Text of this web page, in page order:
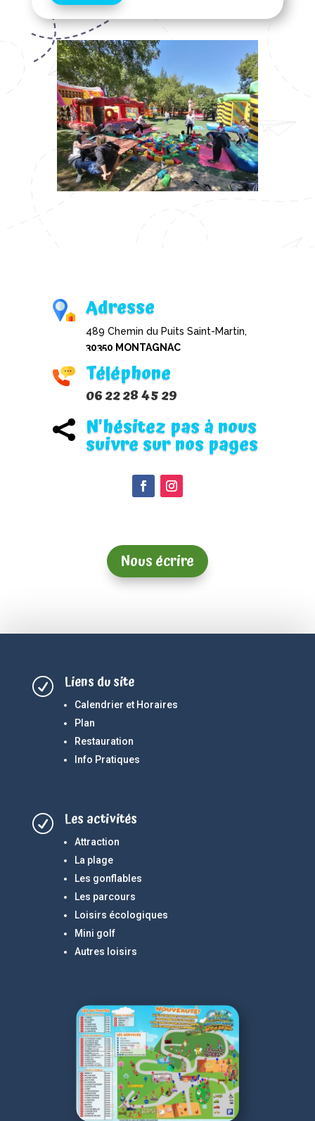
Adresse
489 Chemin du Puits Saint-Martin,
30350 MONTAGNAC
Téléphone
06 22 28 45 29
 N'hésitez pas à nous
suivre sur nos pages
Nous écrire
R Liens du site
Calendrier et Horaires
Plan
Restauration
Info Pratiques
R Les activités
Attraction
La plage
Les gonflables
Les parcours
Loisirs écologiques
Mini golf
Autres loisirs